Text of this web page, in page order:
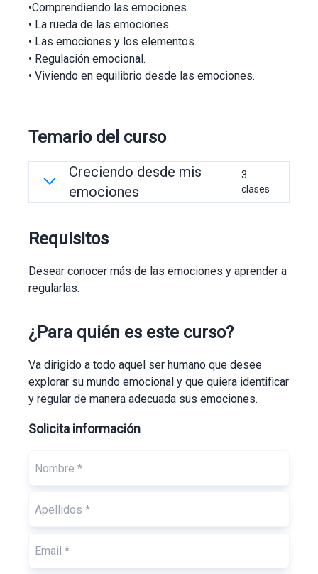
•Comprendiendo las emociones.
• La rueda de las emociones.
• Las emociones y los elementos.
• Regulación emocional.
• Viviendo en equilibrio desde las emociones.
Temario del curso
Creciendo desde mis
emociones
3
clases
Guía «Emociones Conscientes»
Requisitos
Desear conocer más de las emociones y aprender a
regularlas.
¿Para quién es este curso?
Va dirigido a todo aquel ser humano que desee
explorar su mundo emocional y que quiera identificar
y regular de manera adecuada sus emociones.
Solicita información